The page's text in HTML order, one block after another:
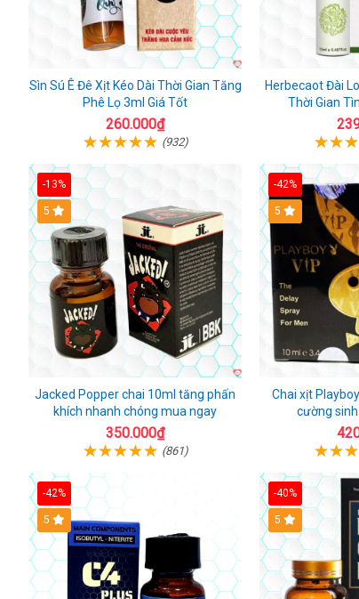
Sìn Sú Ê Đê Xịt Kéo Dài Thời Gian Tăng
Phê Lọ 3ml Giá Tốt
260.000₫
(932)
Herbecaot Đài
Thời Gian
-13%
5
Jacked Popper chai 10ml tăng phấn
khích nhanh chóng mua ngay
350.000₫
(861)
-42%
5
Chai xịt
cường
-42%
5
-40%
5